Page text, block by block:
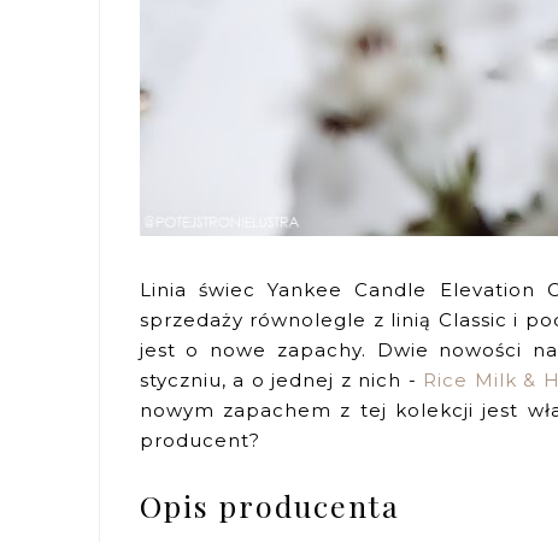
Linia świec Yankee Candle
sprzedaży równolegle z linią Classic i
jest o nowe zapachy. Dwie nowości
styczniu, a o jednej z nich - Rice Milk &
nowym zapachem z tej kolekcji jest
producent?
Opis producenta